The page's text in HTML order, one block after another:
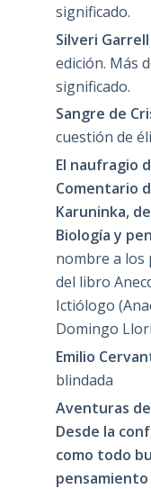
significado.
Silveri Garrell
edición. Más
significado.
Sangre de
cuestión de
El naufragio
Comentario
Karuninka,
Biología y
nombre a los
del libro
Ictiólogo
Domingo
Emilio
blindada
Aventuras
Desde la
como todo
pensamiento